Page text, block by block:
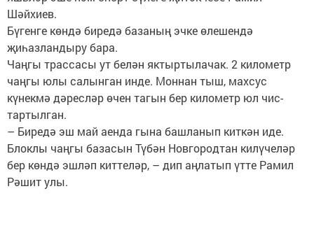
Шәйхиев.
Бүгенге көндә биредә базаның эчке өлешендә
җиһазландыру бара.
Чаңгы трассасы ут белән яктыртылачак. 2 километр
чаңгы юлы салынган инде. Моннан тыш, махсус
күнекмә дәресләр өчен тагын бер километр юл чис­
тартылган.
– Биредә эш май аенда гына башланып киткән иде.
Блоклы чаңгы базасын Түбән Новгородтан килүчеләр
бер көндә эшләп киттеләр, – дип аңлатып үтте Рамил
Рәшит улы.